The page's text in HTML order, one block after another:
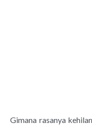
Gimana rasanya